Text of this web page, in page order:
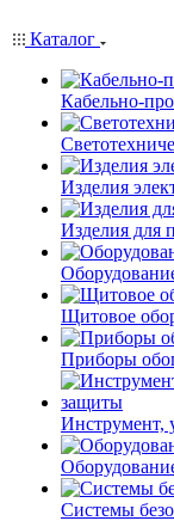
Каталог
Кабельно-
Изделия
Изделия для
Щитовое
Приборы
Инструмент,
Системы